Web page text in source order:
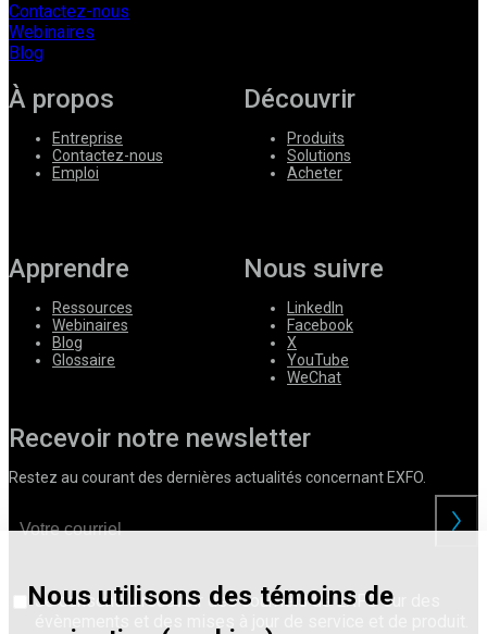
Nous utilisons des témoins de
Partenaires
Fournisseurs
Contactez-nous
Webinaires
Blog
À propos
Entreprise
Contactez-nous
Emploi
Découvrir
Produits
Solutions
Acheter
Apprendre
Ressources
Webinaires
Blog
Glossaire
Nous suivre
LinkedIn
Facebook
X
YouTube
WeChat
Recevoir notre newsletter
Restez au courant des dernières actualités concernant EXFO.
Je consens à recevoir des courriels de EXFO sur des